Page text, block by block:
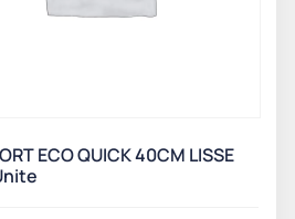
ECO QUICK 40CM LISSE